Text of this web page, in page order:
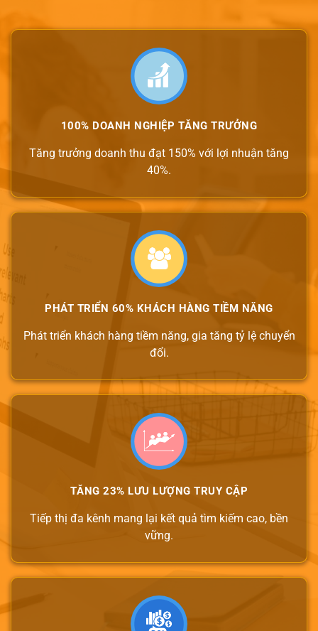
100% DOANH NGHIỆP TĂNG TRƯỞNG
Tăng trưởng doanh thu đạt 150% với lợi nhuận tăng
40%.
PHÁT TRIỂN 60% KHÁCH HÀNG TIỀM NĂNG
Phát triển khách hàng tiềm năng, gia tăng tỷ lệ chuyển
đổi.
TĂNG 23% LƯU LƯỢNG TRUY CẬP
Tiếp thị đa kênh mang lại kết quả tìm kiếm cao, bền
vững.